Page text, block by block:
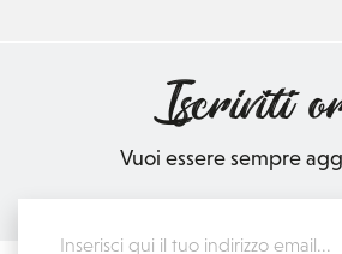
Iscriviti
Vuoi essere sempre